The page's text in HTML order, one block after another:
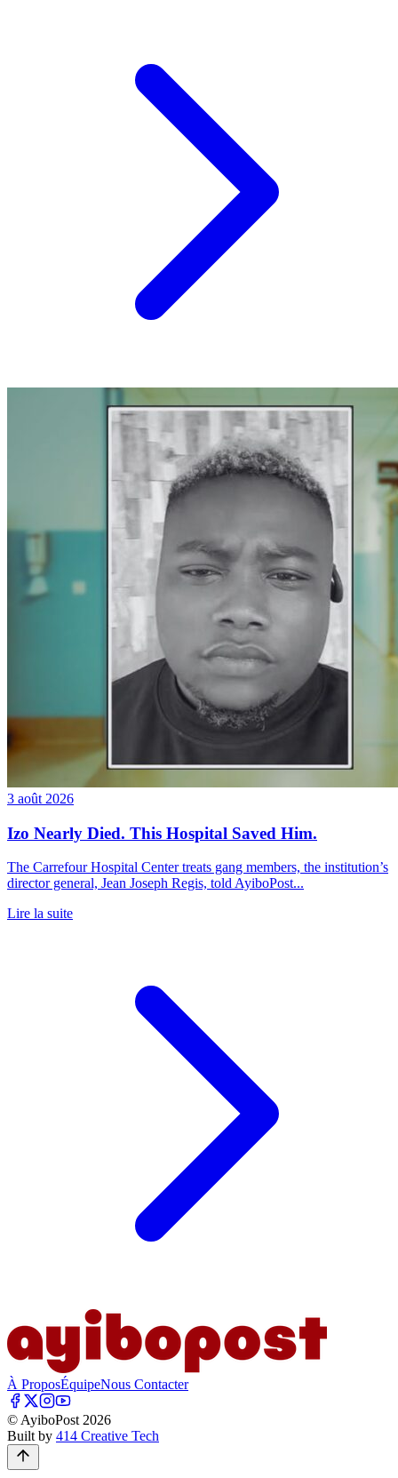
3 août 2026
Izo Nearly Died. This Hospital Saved Him.
The Carrefour Hospital Center treats gang members, the institution’s
director general, Jean Joseph Regis, told AyiboPost...
Lire la suite
À ProposÉquipeNous Contacter
© AyiboPost 2026
Built by 414 Creative Tech